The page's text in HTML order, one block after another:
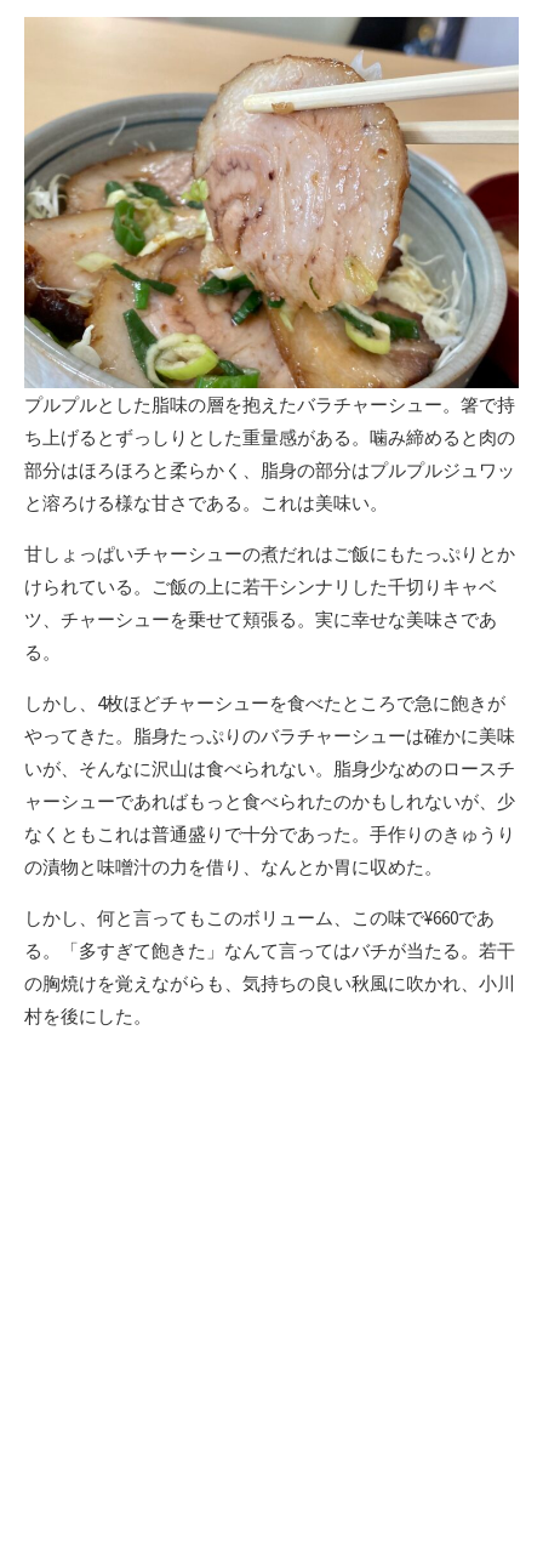
プルプルとした脂味の層を抱えたバラチャーシュー。箸で持
ち上げるとずっしりとした重量感がある。噛み締めると肉の
部分はほろほろと柔らかく、脂身の部分はプルプルジュワッ
と溶ろける様な甘さである。これは美味い。
甘しょっぱいチャーシューの煮だれはご飯にもたっぷりとか
けられている。ご飯の上に若干シンナリした千切りキャベ
ツ、チャーシューを乗せて頬張る。実に幸せな美味さであ
る。
しかし、4枚ほどチャーシューを食べたところで急に飽きが
やってきた。脂身たっぷりのバラチャーシューは確かに美味
いが、そんなに沢山は食べられない。脂身少なめのロースチ
ャーシューであればもっと食べられたのかもしれないが、少
なくともこれは普通盛りで十分であった。手作りのきゅうり
の漬物と味噌汁の力を借り、なんとか胃に収めた。
しかし、何と言ってもこのボリューム、この味で¥660であ
る。「多すぎて飽きた」なんて言ってはバチが当たる。若干
の胸焼けを覚えながらも、気持ちの良い秋風に吹かれ、小川
村を後にした。